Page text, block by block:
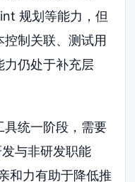
规划等能力，但
制关联、测试用
力仍处于补充层
具统一阶段，需要
与非研发职能
和力有助于降低推